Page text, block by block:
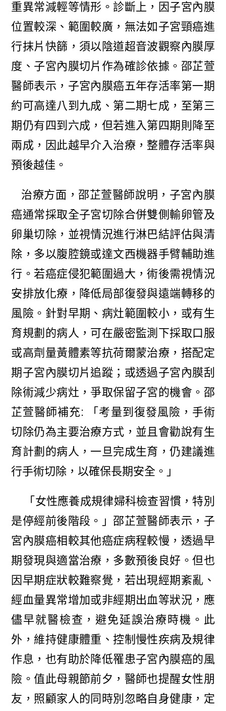
重異常減輕等情形。診斷上，因子宮內膜
位置較深、範圍較廣，無法如子宮頸癌進
行抹片快篩，須以陰道超音波觀察內膜厚
度、子宮內膜切片作為確診依據。邵芷萱
醫師表示，子宮內膜癌五年存活率第一期
約可高達八到九成、第二期七成，至第三
期仍有四到六成，但若進入第四期則降至
兩成，因此越早介入治療，整體存活率與
預後越佳。
治療方面，邵芷萱醫師說明，子宮內膜
癌通常採取全子宮切除合併雙側輸卵管及
卵巢切除，並視情況進行淋巴結評估與清
除，多以腹腔鏡或達文西機器手臂輔助進
行。若癌症侵犯範圍過大，術後需視情況
安排放化療，降低局部復發與遠端轉移的
風險。針對早期、病灶範圍較小，或有生
育規劃的病人，可在嚴密監測下採取口服
或高劑量黃體素等抗荷爾蒙治療，搭配定
期子宮內膜切片追蹤；或透過子宮內膜刮
除術減少病灶，爭取保留子宮的機會。邵
芷萱醫師補充: 「考量到復發風險，手術
切除仍為主要治療方式，並且會勸說有生
育計劃的病人，一旦完成生育，仍建議進
行手術切除，以確保長期安全。」
「女性應養成規律婦科檢查習慣，特別
是停經前後階段。」邵芷萱醫師表示，子
宮內膜癌相較其他癌症病程較慢，透過早
期發現與適當治療，多數預後良好。但也
因早期症狀較難察覺，若出現經期紊亂、
經血量異常增加或非經期出血等狀況，應
儘早就醫檢查，避免延誤治療時機。此
外，維持健康體重、控制慢性疾病及規律
作息，也有助於降低罹患子宮內膜癌的風
險。值此母親節前夕，醫師也提醒女性朋
友，照顧家人的同時別忽略自身健康，定